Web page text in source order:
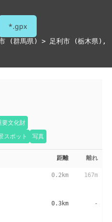
*.gpx
(群馬県) > 足利市 (栃木県) ,
要文化財
スポット 写真
距離 離れ
0.2km 167m
0.3km -